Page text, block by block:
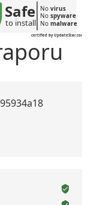
certified by UpdateStar.com
Safe
to install
No virus
No spyware
No malware